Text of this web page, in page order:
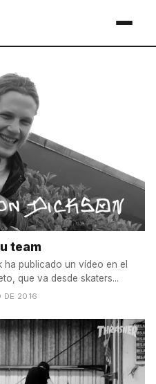
team
ha publicado un vídeo en el
que va desde skaters...
DE 2016